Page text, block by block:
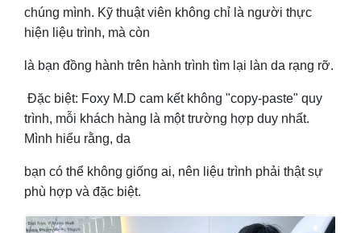
chúng mình. Kỹ thuật viên không chỉ là người thực
hiện liệu trình, mà còn
là bạn đồng hành trên hành trình tìm lại làn da rạng rỡ.
Đặc biệt: Foxy M.D cam kết không "copy-paste" quy
trình, mỗi khách hàng là một trường hợp duy nhất.
Mình hiểu rằng, da
bạn có thể không giống ai, nên liệu trình phải thật sự
phù hợp và đặc biệt.